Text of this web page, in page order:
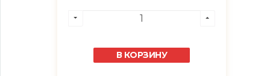
В КОРЗИНУ